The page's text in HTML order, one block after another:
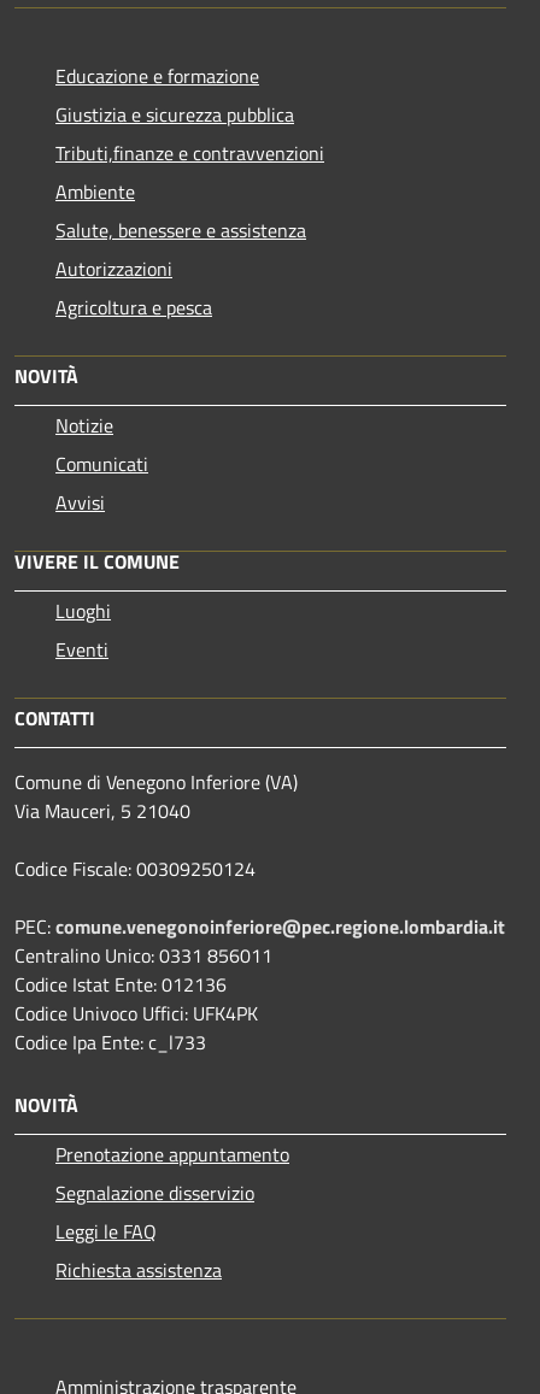
Educazione e formazione
Giustizia e sicurezza pubblica
Tributi,finanze e contravvenzioni
Ambiente
Salute, benessere e assistenza
Autorizzazioni
Agricoltura e pesca
NOVITÀ
Notizie
Comunicati
Avvisi
VIVERE IL COMUNE
Luoghi
Eventi
CONTATTI
Comune di Venegono Inferiore (VA)
Via Mauceri, 5 21040
Codice Fiscale: 00309250124
PEC:comune.venegonoinferiore@pec.regione.lombardia.it
Centralino Unico: 0331 856011
Codice Istat Ente: 012136
Codice Univoco Uffici: UFK4PK
Codice Ipa Ente: c_l733
NOVITÀ
Prenotazione appuntamento
Segnalazione disservizio
Leggi le FAQ
Richiesta assistenza
Amministrazione trasparente